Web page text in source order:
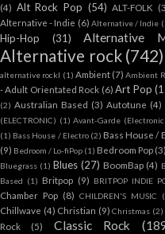
(4) Alt Rock Pop (54) ALT-FOLK
Alternative - Indie (6) Alternative / Indie
Hip-Hop
(31) Alternative
Alternative rock (742)
alternative rockl (1) Ambient (7) Ambient
- Adult Orientated Rock (6) Art Pop
(2) Australian Based (3) Autotune (4)
(ELECTRONIC) (1) Avant-Garde
(1) Bass House / Electro (2) Bass House /
(9) Bedroom / Lo-fiPop (1) Bedroom Pop (3)
Bluegrass (1) Blues (27) BoomBap (4)
Based (1) Britpop (9) BRITPOP INDIE
Chamber Pop (8) CHILDREN'S MUSIC
Chillwave (4) Christian (9) Christmas (2)
Rock
(5) Classic Rock